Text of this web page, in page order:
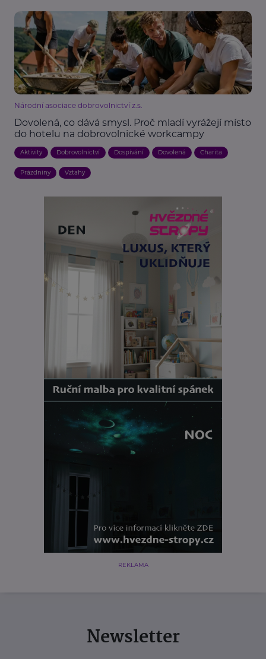
Národní asociace dobrovolnictví z.s.
Dovolená, co dává smysl. Proč mladí vyrážejí místo
do hotelu na dobrovolnické workcampy
Aktivity Dobrovolnictví Dospívání Dovolená Charita
Prázdniny Vztahy
REKLAMA
Newsletter